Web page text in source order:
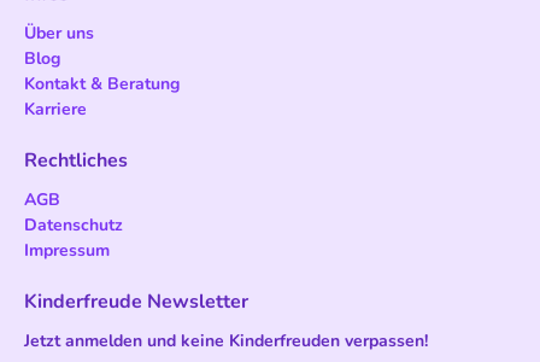
Über uns
Blog
Kontakt & Beratung
Karriere
Rechtliches
AGB
Datenschutz
Impressum
Kinderfreude Newsletter
Jetzt anmelden und keine Kinderfreuden verpassen!